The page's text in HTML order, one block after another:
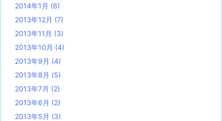
2014年1月 (6)
2013年12月 (7)
2013年11月 (3)
2013年10月 (4)
2013年9月 (4)
2013年8月 (5)
2013年7月 (2)
2013年6月 (2)
2013年5月 (3)